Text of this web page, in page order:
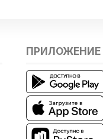
ПРИЛОЖЕНИЕ